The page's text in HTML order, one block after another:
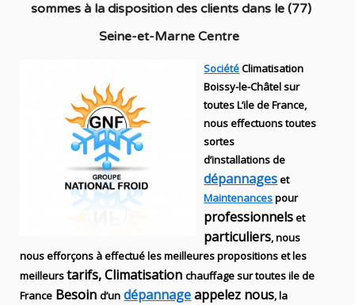
sommes à la disposition des clients dans le (77)
Seine-et-Marne Centre
SociétéClimatisation
Boissy-le-Châtel sur
toutes L’ile de France,
nous effectuons toutes
sortes
d’installationsde
dépannageset
Maintenancespour
professionnelset
particuliers, nous
nous efforçons à effectué les meilleures propositions et les
meilleurstarifs, Climatisationchauffage sur toutes ile de
France Besoind’un dépannageappelez nous, la